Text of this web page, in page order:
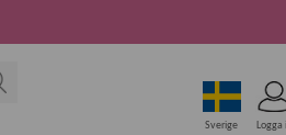
Logga
Sverige